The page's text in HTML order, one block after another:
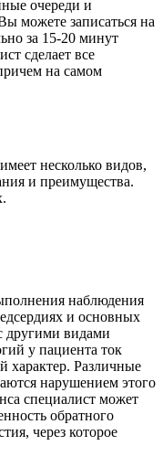
очереди и
можете записаться на
за 15-20 минут
сделает все
на самом
несколько видов,
и преимущества.
наблюдения
и основных
другими видами
у пациента ток
характер. Различные
нарушением этого
специалист может
обратного
через которое